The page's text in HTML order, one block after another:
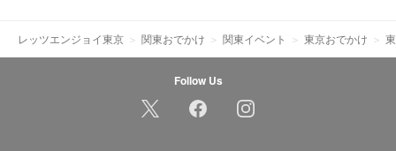
レッツエンジョイ東京 関東おでかけ 関東イベント 東京おでかけ
Follow Us